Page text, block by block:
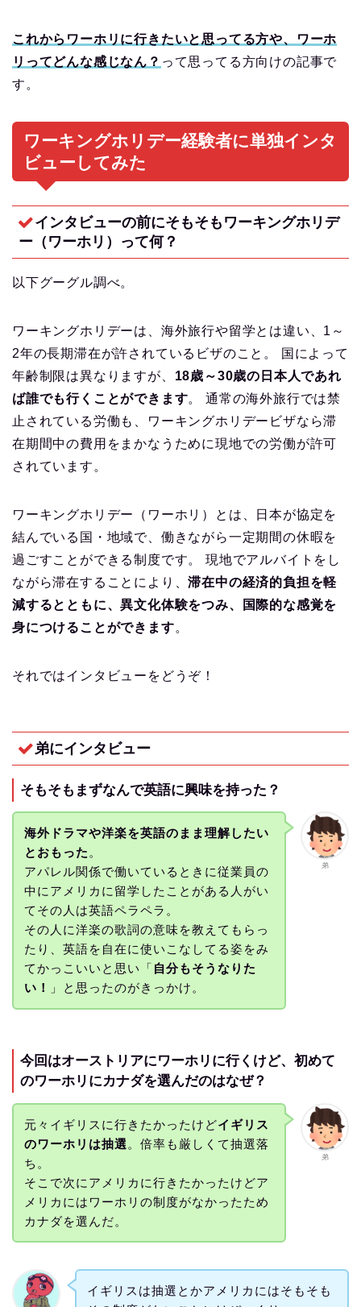
これからワーホリに行きたいと思ってる方や、ワーホ
リってどんな感じなん？ って思ってる方向けの記事で
す。
ワーキングホリデー経験者に単独インタ
ビューしてみた
インタビューの前にそもそもワーキングホリデ
ー（ワーホリ）って何？
以下グーグル調べ。
ワーキングホリデーは、海外旅行や留学とは違い、1～
2年の長期滞在が許されているビザのこと。 国によって
年齢制限は異なりますが、 18歳～30歳の日本人であれ
ば誰でも行くことができます。 通常の海外旅行では禁
止されている労働も、ワーキングホリデービザなら滞
在期間中の費用をまかなうために現地での労働が許可
されています。
ワーキングホリデー（ワーホリ）とは、日本が協定を
結んでいる国・地域で、働きながら一定期間の休暇を
過ごすことができる制度です。 現地でアルバイトをし
ながら滞在することにより、滞在中の経済的負担を軽
減するとともに、異文化体験をつみ、国際的な感覚を
身につけることができます。
それではインタビューをどうぞ！
弟にインタビュー
そもそもまずなんで英語に興味を持った？
弟
海外ドラマや洋楽を英語のまま理解したい
とおもった 。
アパレル関係で働いているときに従業員の
中にアメリカに留学したことがある人がい
てその人は英語ペラペラ。
その人に洋楽の歌詞の意味を教えてもらっ
たり、英語を自在に使いこなしてる姿をみ
てかっこいいと思い「 自分もそうなりた
い！
」と思ったのがきっかけ。
今回はオーストリアにワーホリに行くけど、初めて
のワーホリにカナダを選んだのはなぜ？
弟
元々イギリスに行きたかったけどイギリス
のワーホリは抽選 。倍率も厳しくて抽選落
ち。
そこで次にアメリカに行きたかったけどア
メリカにはワーホリの制度がなかったため
カナダを選んだ。
イギリスは抽選とかアメリカにはそもそも